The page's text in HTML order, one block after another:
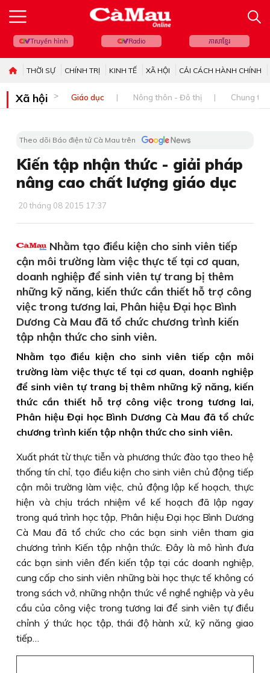
Truyền hình Radio ភាសាខ្មែរ
THỜI SỰ CHÍNH TRỊ KINH TẾ XÃ HỘI CẢI CÁCH HÀNH CHÍNH
Xã hội Giáo dục Nông thôn - Đô thị Chung
Theo dõi Báo điện tử Cà Mau trên
Kiến tập nhận thức - giải pháp
nâng cao chất lượng giáo dục
20 tháng 08 2015 17:37
Nhằm tạo điều kiện cho sinh viên tiếp
cận môi trường làm việc thực tế tại cơ quan,
doanh nghiệp để sinh viên tự trang bị thêm
những kỹ năng, kiến thức cần thiết hỗ trợ công
việc trong tương lai, Phân hiệu Đại học Bình
Dương Cà Mau đã tổ chức chương trình kiến
tập nhận thức cho sinh viên.
Nhằm tạo điều kiện cho sinh viên tiếp cận môi
trường làm việc thực tế tại cơ quan, doanh nghiệp
để sinh viên tự trang bị thêm những kỹ năng, kiến
thức cần thiết hỗ trợ công việc trong tương lai,
Phân hiệu Đại học Bình Dương Cà Mau đã tổ chức
chương trình kiến tập nhận thức cho sinh viên.
Xuất phát từ thực tiễn và phương thức đào tạo theo hệ
thống tín chỉ, tạo điều kiện cho sinh viên chủ động tiếp
cận môi trường làm việc, chủ động lập kế hoạch, thực
hiện và chịu trách nhiệm về kế hoạch đã lập ngay
trong quá trình học tập, Phân hiệu Ðại học Bình Dương
Cà Mau đã tổ chức cho các bạn sinh viên tham gia
chương trình Kiến tập nhận thức. Ðây là mô hình đưa
các bạn sinh viên đến kiến tập tại các doanh nghiệp,
cung cấp cho sinh viên những bài học thực tế không có
trong sách vở, những nhận thức về nghề nghiệp và yêu
cầu của công việc trong tương lai để sinh viên tự điều
chỉnh ý thức học tập, thái độ hành xử, kỹ năng giao
tiếp…